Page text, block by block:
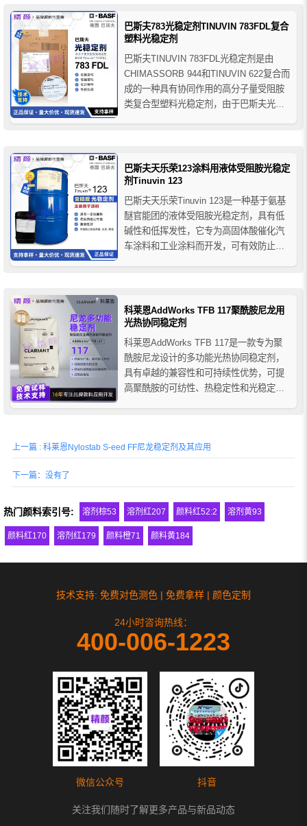
提供优异的紫外线稳定性。
巴斯夫783光稳定剂TINUVIN 783FDL复合
塑料光稳定剂
巴斯夫TINUVIN 783FDL光稳定剂是由
CHIMASSORB 944和TINUVIN 622复合而
成的一种具有协同作用的高分子量受阻胺
类复合型塑料光稳定剂，由于巴斯夫光稳
着色没有负面效果，可有效保护聚合物
免...
巴斯夫天乐荣123涂料用液体受阻胺光稳定
剂Tinuvin 123
巴斯夫天乐荣Tinuvin 123是一种基于氨基
醚官能团的液体受阻胺光稳定剂，具有低
碱性和低挥发性，它专为高固体酸催化汽
车涂料和工业涂料而开发，可有效防止涂
和含有酸性颜料的涂料中配制。
科莱恩AddWorks TFB 117聚酰胺尼龙用
光热协同稳定剂
科莱恩AddWorks TFB 117是一款专为聚
酰胺尼龙设计的多功能光热协同稳定剂，
具有卓越的兼容性和可持续性优势，可提
高聚酰胺的可纺性、热稳定性和光稳定
聚酰胺纤维。
上一篇 : 科莱恩Nylostab S-eed FF尼龙稳定剂及其应用
下一篇：没有了
热门颜料索引号: 溶剂棕53 溶剂红207 颜料红52:2 溶剂黄93
颜料红170 溶剂红179 颜料橙71 颜料黄184
技术支持: 免费对色测色 | 免费拿样 | 颜色定制
24小时咨询热线：
400-006-1223
微信公众号 抖音
关注我们随时了解更多产品与新品动态